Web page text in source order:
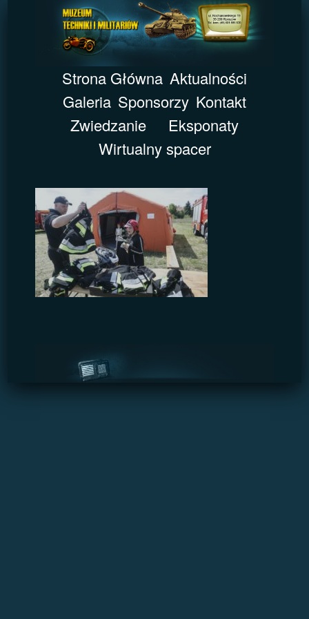
Strona Główna Aktualności
Galeria Sponsorzy Kontakt
Zwiedzanie
Eksponaty
Wirtualny spacer